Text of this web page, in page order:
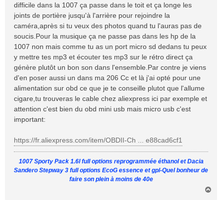
g
e
difficile dans la 1007 ça passe dans le toit et ça longe les
joints de portière jusqu'à l'arrière pour rejoindre la
caméra,après si tu veux des photos quand tu l'auras pas de
soucis.Pour la musique ça ne passe pas dans les hp de la
1007 non mais comme tu as un port micro sd dedans tu peux
y mettre tes mp3 et écouter tes mp3 sur le rétro direct ça
génère plutôt un bon son dans l'ensemble.Par contre je viens
d'en poser aussi un dans ma 206 Cc et là j'ai opté pour une
alimentation sur obd ce que je te conseille plutot que l'allume
cigare,tu trouveras le cable chez aliexpress ici par exemple et
attention c'est bien du obd mini usb mais micro usb c'est
important:
https://fr.aliexpress.com/item/OBDII-Ch ... e88cad6cf1
1007 Sporty Pack 1.6l full options reprogrammée éthanol et Dacia
Sandero Stepway 3 full options EcoG essence et gpl-Quel bonheur de
faire son plein à moins de 40e